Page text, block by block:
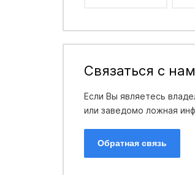
Связаться с
Если Вы являетесь
или заведомо ложная
Обратная связь